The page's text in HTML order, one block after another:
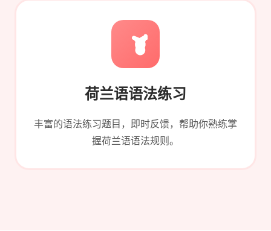
荷兰语语法练习
丰富的语法练习题目，即时反馈，帮助你熟练掌
握荷兰语语法规则。